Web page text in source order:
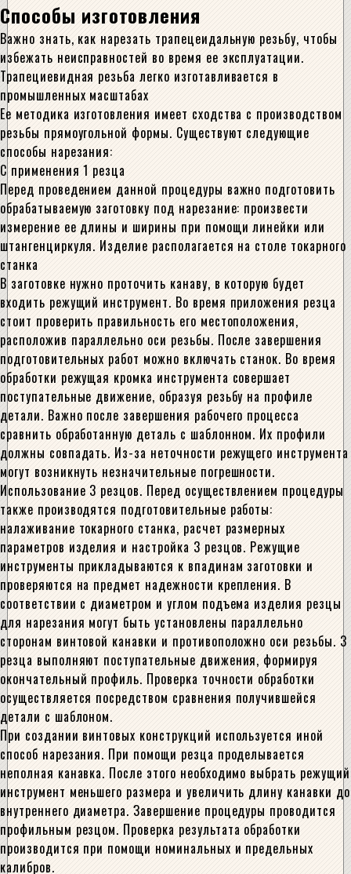
Способы изготовления
Важно знать, как нарезать трапецеидальную резьбу, чтобы
избежать неисправностей во время ее эксплуатации.
Трапециевидная резьба легко изготавливается в
промышленных масштабах
Ее методика изготовления имеет сходства с производством
резьбы прямоугольной формы. Существуют следующие
способы нарезания:
С применения 1 резца
Перед проведением данной процедуры важно подготовить
обрабатываемую заготовку под нарезание: произвести
измерение ее длины и ширины при помощи линейки или
штангенциркуля. Изделие располагается на столе токарного
станка
В заготовке нужно проточить канаву, в которую будет
входить режущий инструмент. Во время приложения резца
стоит проверить правильность его местоположения,
расположив параллельно оси резьбы. После завершения
подготовительных работ можно включать станок. Во время
обработки режущая кромка инструмента совершает
поступательные движение, образуя резьбу на профиле
детали. Важно после завершения рабочего процесса
сравнить обработанную деталь с шаблонном. Их профили
должны совпадать. Из-за неточности режущего инструмента
могут возникнуть незначительные погрешности.
Использование 3 резцов. Перед осуществлением процедуры
также производятся подготовительные работы:
налаживание токарного станка, расчет размерных
параметров изделия и настройка 3 резцов. Режущие
инструменты прикладываются к впадинам заготовки и
проверяются на предмет надежности крепления. В
соответствии с диаметром и углом подъема изделия резцы
для нарезания могут быть установлены параллельно
сторонам винтовой канавки и противоположно оси резьбы. 3
резца выполняют поступательные движения, формируя
окончательный профиль. Проверка точности обработки
осуществляется посредством сравнения получившейся
детали с шаблоном.
При создании винтовых конструкций используется иной
способ нарезания. При помощи резца проделывается
неполная канавка. После этого необходимо выбрать режущий
инструмент меньшего размера и увеличить длину канавки до
внутреннего диаметра. Завершение процедуры проводится
профильным резцом. Проверка результата обработки
производится при помощи номинальных и предельных
калибров.